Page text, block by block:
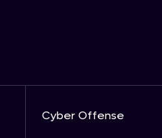
Cyber Offense